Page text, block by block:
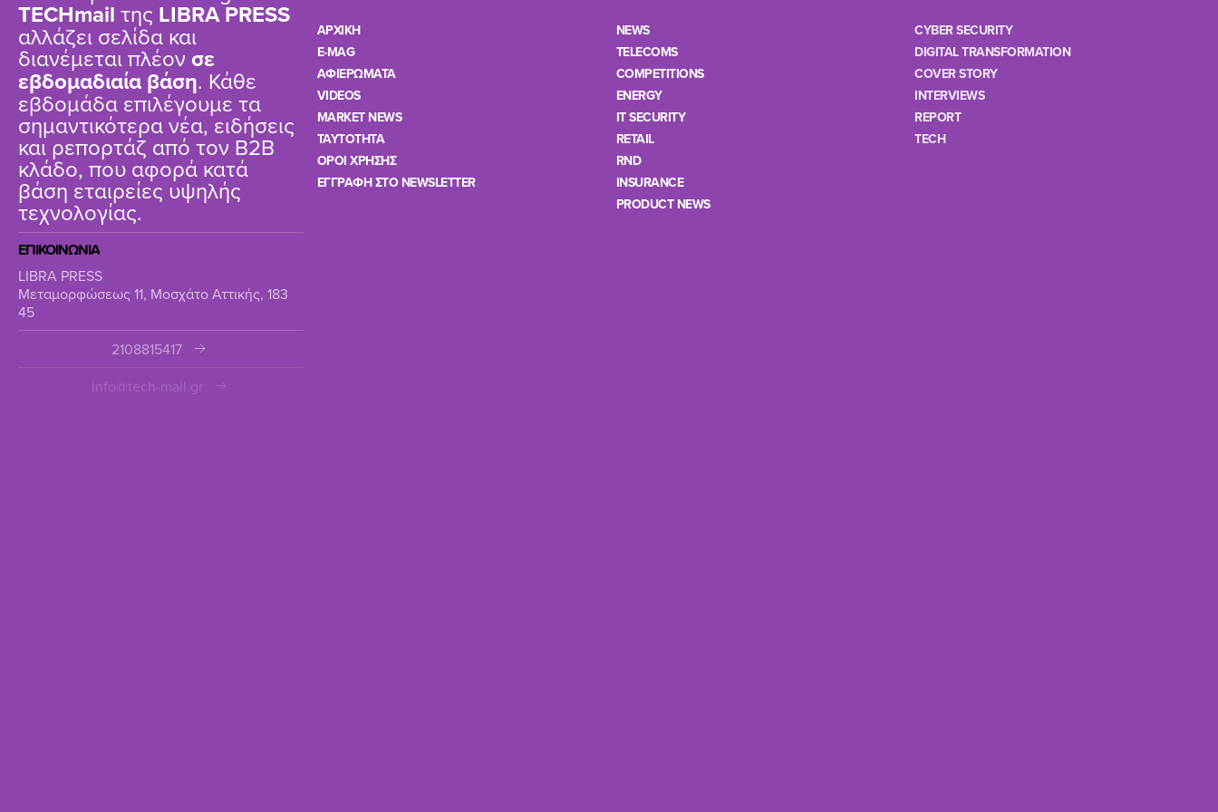
TΕCHmail της LIBRA PRESS
αλλάζει σελίδα και
διανέμεται πλέον σε
εβδομαδιαία βάση. Κάθε
εβδομάδα επιλέγουμε τα
σημαντικότερα νέα, ειδήσεις
και ρεπορτάζ από τον B2B
κλάδο, που αφορά κατά
βάση εταιρείες υψηλής
τεχνολογίας.
ΕΠΙΚΟΙΝΩΝΙΑ
LIBRA PRESS
Μεταμορφώσεως 11, Μοσχάτο Αττικής, 183
45
2108815417
info@tech-mail.gr
ΑΡΧΙΚΗ
E-MAG
ΑΦΙΕΡΩΜΑΤΑ
VIDEOS
MARKET NEWS
TAYTOTHTA
ΟΡΟΙ ΧΡΗΣΗΣ
ΕΓΓΡΑΦΗ ΣΤΟ NEWSLETTER
NEWS
TELECOMS
COMPETITIONS
ENERGY
IT SECURITY
RETAIL
RND
INSURANCE
PRODUCT NEWS
CYBER SECURITY
DIGITAL TRANSFORMATION
COVER STORY
INTERVIEWS
REPORT
TECH